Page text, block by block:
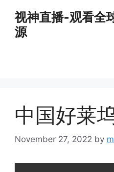
content
视神直播-观看全
源
中国好莱
November 27, 2022 by